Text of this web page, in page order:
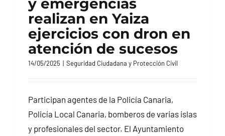
y emergencias
realizan en Yaiza
ejercicios con dron en
atención de sucesos
14/05/2025 | Seguridad Ciudadana y Protección Civil
Participan agentes de la Policía Canaria,
Policía Local Canaria, bomberos de varias islas
y profesionales del sector. El Ayuntamiento